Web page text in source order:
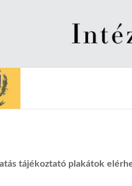
tájékoztató plakátok